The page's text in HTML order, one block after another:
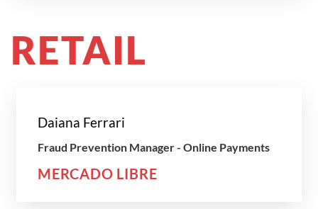
RETAIL
Daiana Ferrari
Fraud Prevention Manager - Online Payments
MERCADO LIBRE